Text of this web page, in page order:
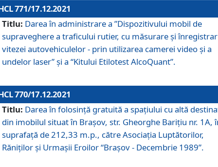
771/17.12.2021
Titlu: Darea în administrare a ”Dispozitivului mobil de
supraveghere a traficului rutier, cu măsurare și
vitezei autovehiculelor - prin utilizarea camerei video și a
undelor laser” și a “Kitului Etilotest AlcoQuant”.
770/17.12.2021
Titlu: Darea în folosinţă gratuită a spaţiului cu altă
din imobilul situat în Braşov, str. Gheorghe Bariţiu nr. 1A,
suprafaţă de 212,33 m.p., către Asociaţia Luptătorilor,
Răniţilor şi Urmaşii Eroilor “Braşov - Decembrie 1989”.